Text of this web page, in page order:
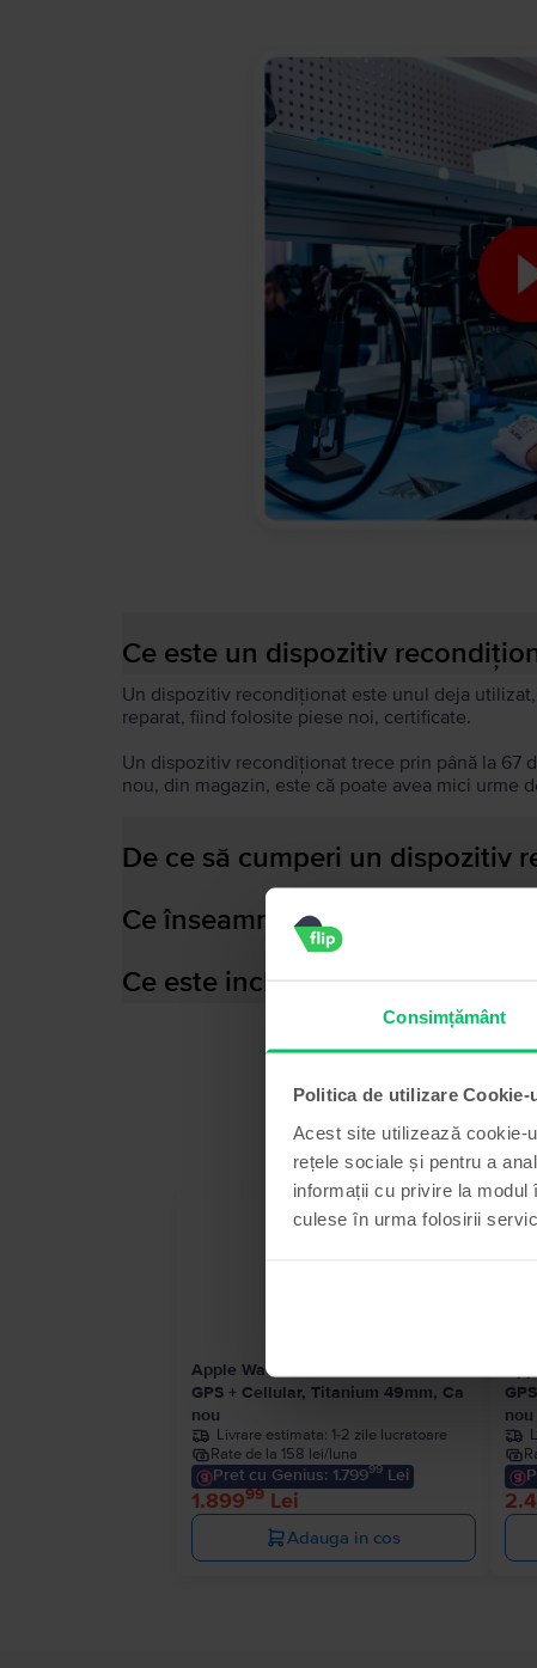
Consimțământ
Politica de utilizare Cookie-
Acest site utilizează cookie-
rețele sociale și pentru a
informații cu privire la
culese în urma folosirii
Ce este un dispozitiv
Un dispozitiv recondiționat este unul deja
reparat, fiind folosite piese noi, certificate.
Un dispozitiv recondiționat trece prin până la 67
nou, din magazin, este că poate avea mici urme
De ce să cumperi un dispozitiv
Ce înseamnă baterie
Ce este inclus în cutia
Apple Watch Ultra 2022
GPS + Cellular, Titanium 49mm, Ca
nou
Livrare estimata: 1-2 zile lucratoare
Rate de la 158 lei/luna
Pret cu Genius: 1.79999Lei
1.89999Lei
Adauga in cos
nou